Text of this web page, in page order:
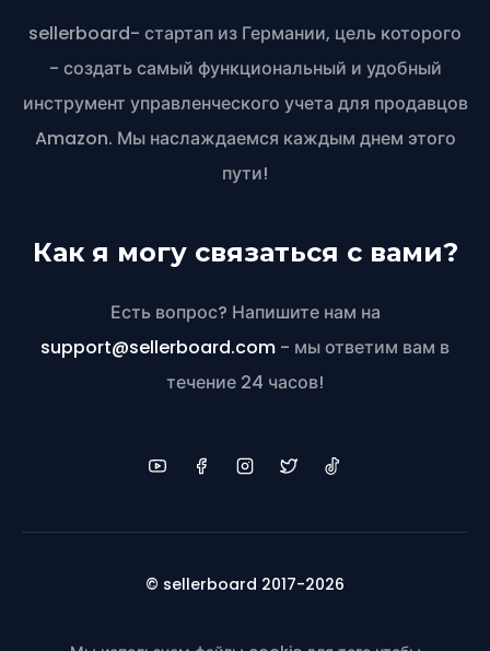
sellerboard- стартап из Германии, цель которого
- создать самый функциональный и удобный
инструмент управленческого учета для продавцов
Amazon. Мы наслаждаемся каждым днем этого
пути!
Как я могу связаться с вами?
Есть вопрос? Напишите нам на
support@sellerboard.com - мы ответим вам в
течение 24 часов!
© sellerboard 2017-2026